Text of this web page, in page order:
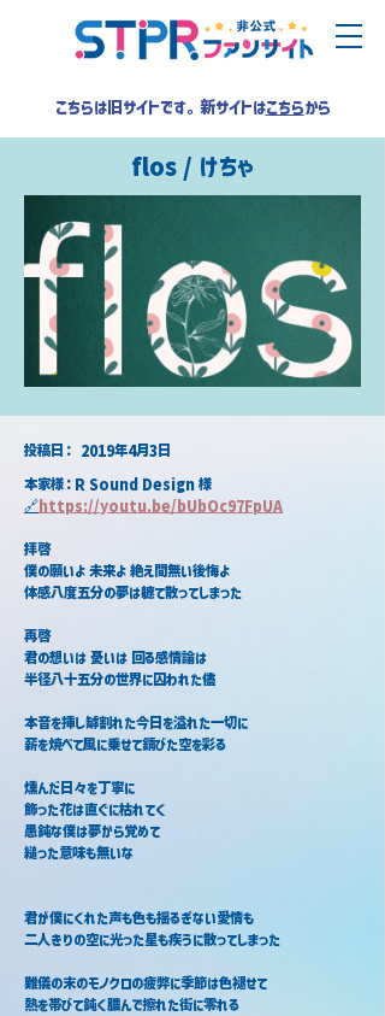
こちらは旧サイトです。新サイトはこちらから
flos / けちゃ
2019年4月3日
​投稿日：
本家様：R Sound Design 様
🔗https://youtu.be/bUbOc97FpUA
拝啓
僕の願いよ 未来よ 絶え間無い後悔よ
体感八度五分の夢は軈て散ってしまった
再啓
君の想いは 憂いは 回る感情論は
半径八十五分の世界に囚われた儘
本音を挿し罅割れた今日を溢れた一切に
薪を焼べて風に乗せて錆びた空を彩る
燻んだ日々を丁寧に
飾った花は直ぐに枯れてく
愚鈍な僕は夢から覚めて
縋った意味も無いな
君が僕にくれた声も色も揺るぎない愛情も
二人きりの空に光った星も疾うに散ってしまった
難儀の末のモノクロの疲弊に季節は色褪せて
熱を帯びて鈍く膿んで擦れた街に零れる